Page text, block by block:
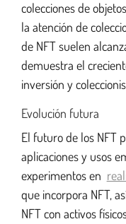
colecciones de
la atención de
de NFT suelen
demuestra el
inversión y
Evolución futura
El futuro de los NFT
aplicaciones y usos
experimentos en
que incorpora NFT,
NFT con activos